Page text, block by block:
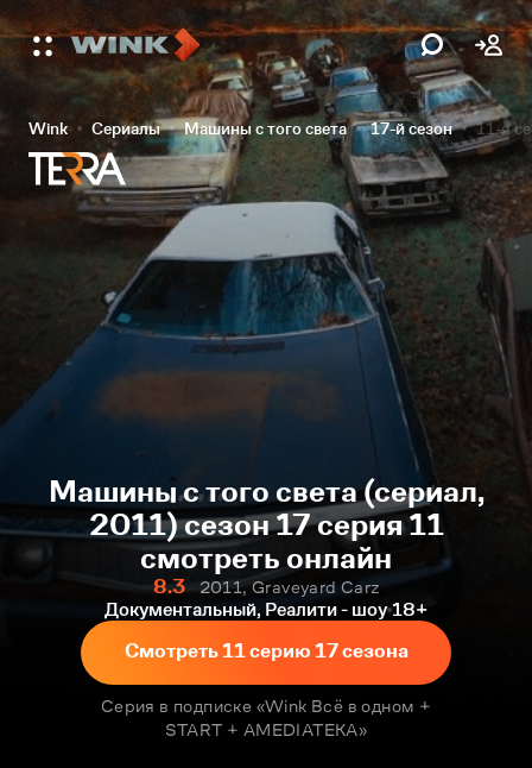
Wink Сериалы Машины с того света 17-й сезон 11-я
Машины с того света (сериал,
2011) сезон 17 серия 11
смотреть онлайн
8.3
2011, Graveyard Carz
Документальный, Реалити - шоу 18+
Смотреть 11 серию 17 сезона
Серия в подписке «Wink Всё в одном +
START + AMEDIATEKA»